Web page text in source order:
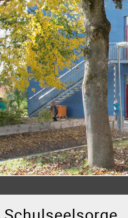
Archiv
Sekretariat Schulleitung Lehrer